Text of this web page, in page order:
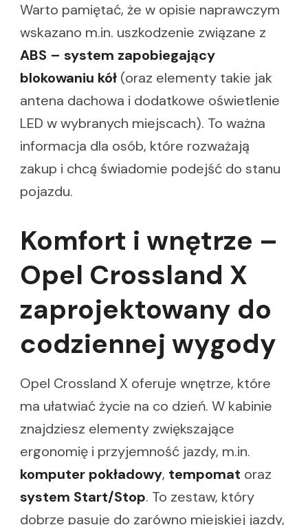
Warto pamiętać, że w opisie naprawczym
wskazano m.in. uszkodzenie związane z
ABS – system zapobiegający
blokowaniu kół (oraz elementy takie jak
antena dachowa i dodatkowe oświetlenie
LED w wybranych miejscach). To ważna
informacja dla osób, które rozważają
zakup i chcą świadomie podejść do stanu
pojazdu.
Komfort i wnętrze –
Opel Crossland X
zaprojektowany do
codziennej wygody
Opel Crossland X oferuje wnętrze, które
ma ułatwiać życie na co dzień. W kabinie
znajdziesz elementy zwiększające
ergonomię i przyjemność jazdy, m.in.
komputer pokładowy, tempomat oraz
system Start/Stop. To zestaw, który
dobrze pasuje do zarówno miejskiej jazdy,